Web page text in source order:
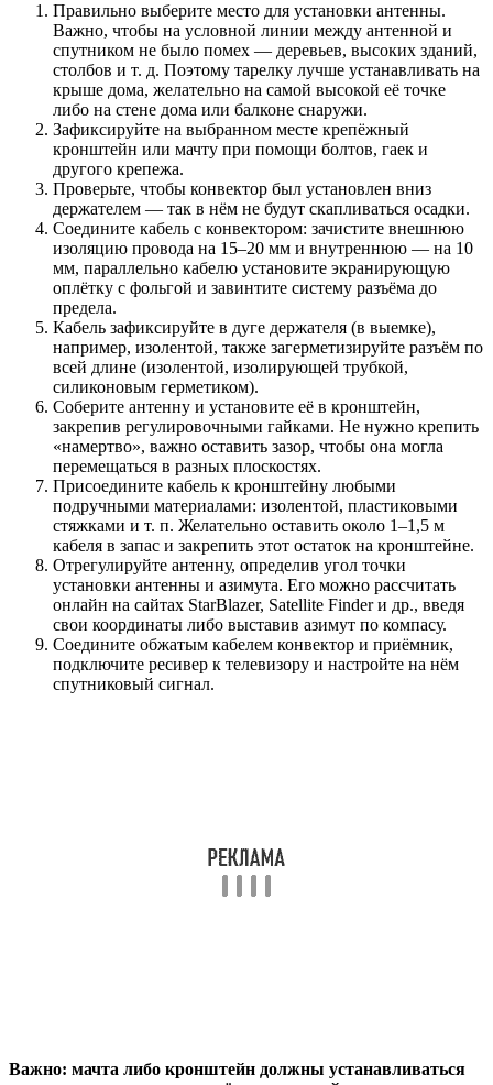
Правильно выберите место для установки антенны.
Важно, чтобы на условной линии между антенной и
спутником не было помех — деревьев, высоких зданий,
столбов и т. д. Поэтому тарелку лучше устанавливать на
крыше дома, желательно на самой высокой её точке
либо на стене дома или балконе снаружи.
Зафиксируйте на выбранном месте крепёжный
кронштейн или мачту при помощи болтов, гаек и
другого крепежа.
Проверьте, чтобы конвектор был установлен вниз
держателем — так в нём не будут скапливаться осадки.
Соедините кабель с конвектором: зачистите внешнюю
изоляцию провода на 15–20 мм и внутреннюю — на 10
мм, параллельно кабелю установите экранирующую
оплётку с фольгой и завинтите систему разъёма до
предела.
Кабель зафиксируйте в дуге держателя (в выемке),
например, изолентой, также загерметизируйте разъём по
всей длине (изолентой, изолирующей трубкой,
силиконовым герметиком).
Соберите антенну и установите её в кронштейн,
закрепив регулировочными гайками. Не нужно крепить
«намертво», важно оставить зазор, чтобы она могла
перемещаться в разных плоскостях.
Присоедините кабель к кронштейну любыми
подручными материалами: изолентой, пластиковыми
стяжками и т. п. Желательно оставить около 1–1,5 м
кабеля в запас и закрепить этот остаток на кронштейне.
Отрегулируйте антенну, определив угол точки
установки антенны и азимута. Его можно рассчитать
онлайн на сайтах StarBlazer, Satellite Finder и др., введя
свои координаты либо выставив азимут по компасу.
Соедините обжатым кабелем конвектор и приёмник,
подключите ресивер к телевизору и настройте на нём
спутниковый сигнал.
Важно: мачта либо кронштейн должны устанавливаться